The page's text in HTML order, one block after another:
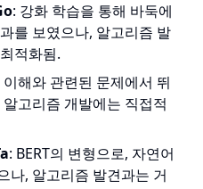
: 강화 학습을 통해 바둑에
를 보였으나, 알고리즘 발
적화됨.
이해와 관련된 문제에서 뛰
고리즘 개발에는 직접적
: BERT의 변형으로, 자연어
나, 알고리즘 발견과는 거